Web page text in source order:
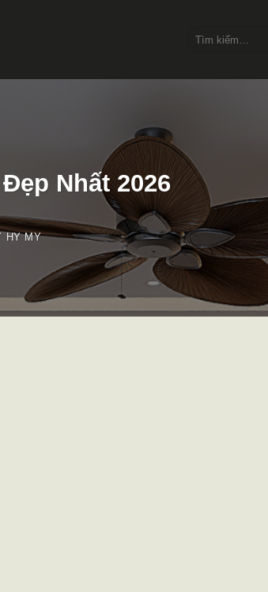
Nhất 2026
HY MY